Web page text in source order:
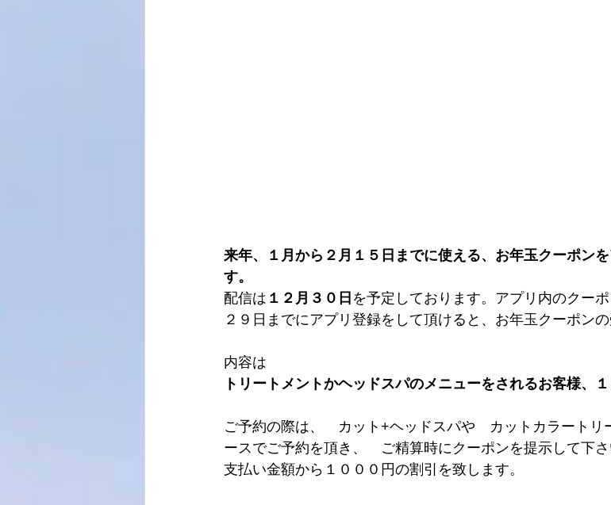
来年、１月から２月１５日までに使える、お年玉クーポン
す。
配信は １２月３０日 を予定しております。アプリ内のクー
２９日までにアプリ登録をして頂けると、お年玉クーポンの
内容は
トリートメントかヘッドスパのメニューをされるお客様、
ご予約の際は、　カット+ヘッドスパや　カットカラートリ
ースでご予約を頂き、　ご精算時にクーポンを提示して下
支払い金額から１０００円の割引を致します。